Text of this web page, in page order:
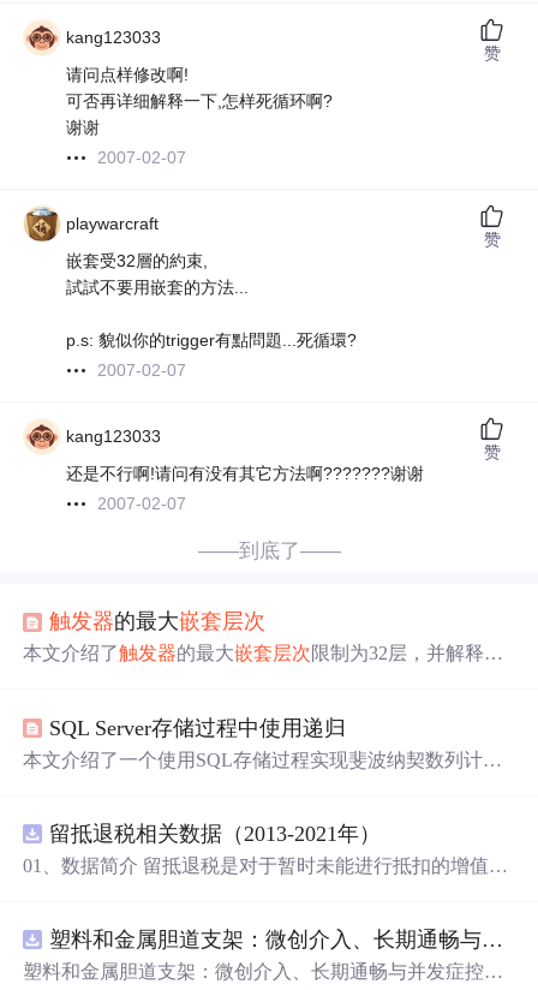
kang123033
请问点样修改啊!
可否再详细解释一下,怎样死循环啊?
谢谢
2007-02-07
赞
playwarcraft
嵌套受32層的約束,
試試不要用嵌套的方法...
p.s: 貌似你的trigger有點問題...死循環?
2007-02-07
赞
kang123033
还是不行啊!请问有没有其它方法啊???????谢谢
2007-02-07
赞
——到底了——
触发器的最大嵌套层次
本文介绍了触发器的最大嵌套层次限制为32层，并解释了
SQL Server存储过程中使用递归
本文介绍了一个使用SQL存储过程实现斐波纳契数列计算
题。留抵退税相关数据（2013-2021年）
01、数据简介 留抵退税是对于暂时未能进行抵扣的增值
税额。简单来说，就是企业现在还不能抵扣的增值税，可
以予以提前全额退还。 留抵退税是一项重要的税收政策优
塑料和金属胆道支架：微创介入、长期通畅与并发症控制驱动全球市场增长.docx
塑料和金属胆道支架：微创介入、长期通畅与并发症控制